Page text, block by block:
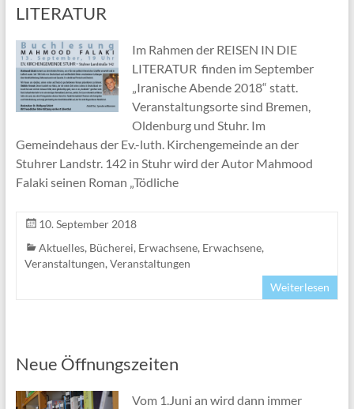
LITERATUR
Im Rahmen der REISEN IN DIE
LITERATUR finden im September
„Iranische Abende 2018“ statt.
Veranstaltungsorte sind Bremen,
Oldenburg und Stuhr. Im
Gemeindehaus der Ev.-luth. Kirchengemeinde an der
Stuhrer Landstr. 142 in Stuhr wird der Autor Mahmood
Falaki seinen Roman „Tödliche
10. September 2018
Aktuelles, Bücherei, Erwachsene, Erwachsene,
Veranstaltungen, Veranstaltungen
Weiterlesen
Neue Öffnungszeiten
Vom 1.Juni an wird dann immer